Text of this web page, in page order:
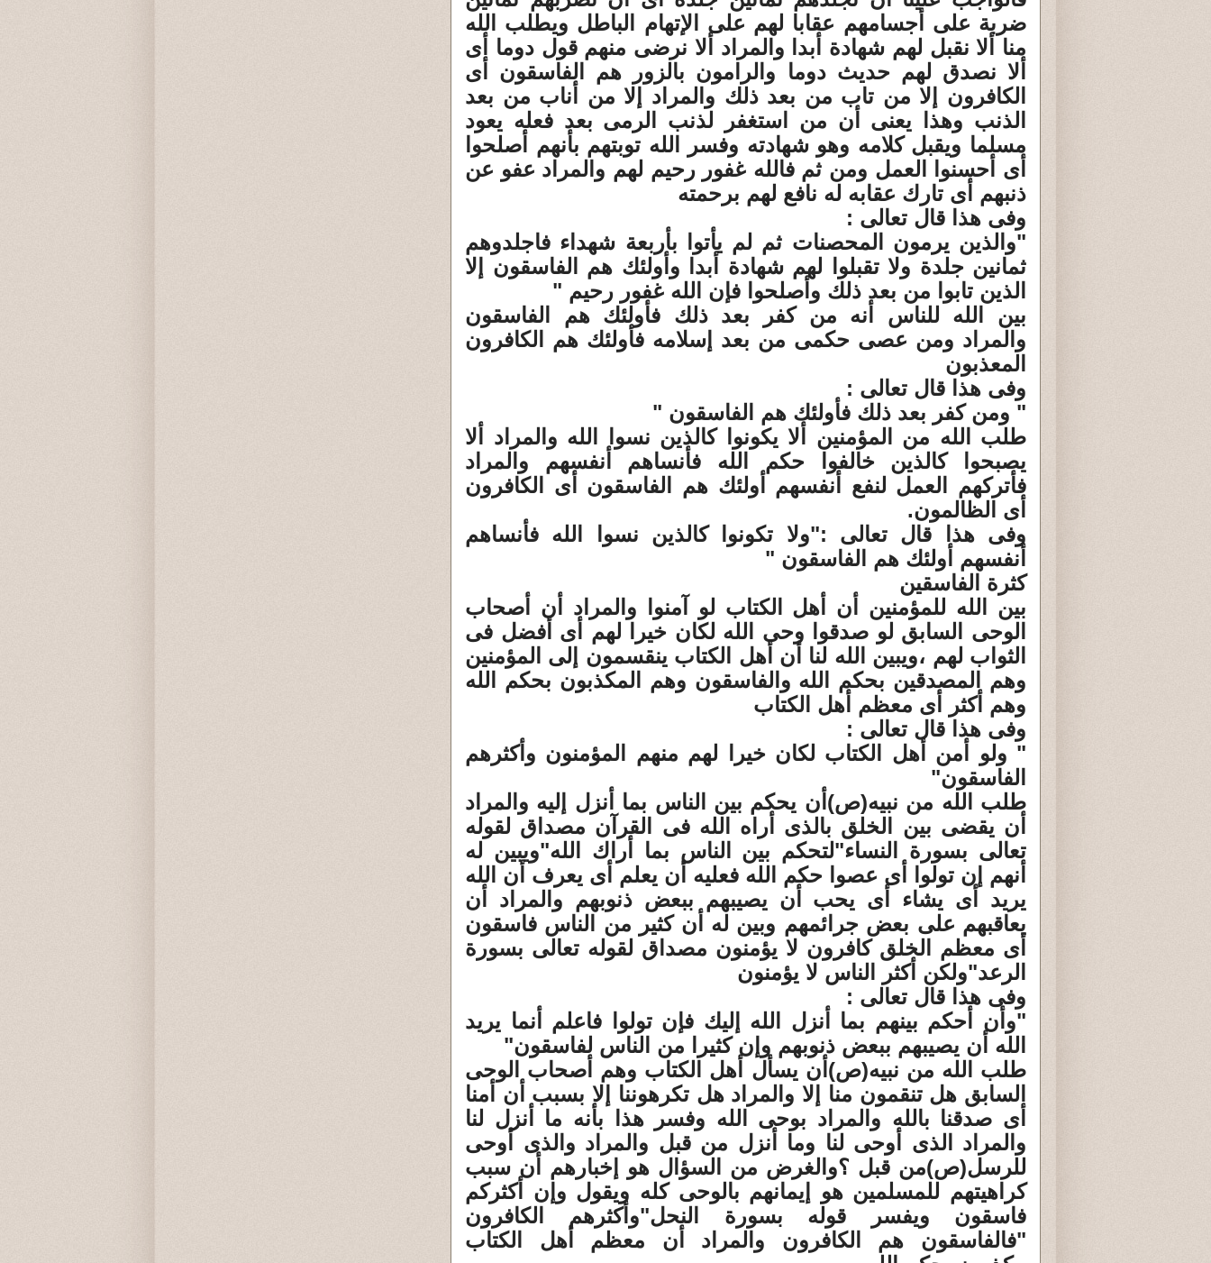
ضربة على أجسامهم عقابا لهم على الإتهام الباطل ويطلب الله
منا ألا نقبل لهم شهادة أبدا والمراد ألا نرضى منهم قول دوما أى
ألا نصدق لهم حديث دوما والرامون بالزور هم الفاسقون أى
الكافرون إلا من تاب من بعد ذلك والمراد إلا من أناب من بعد
الذنب وهذا يعنى أن من استغفر لذنب الرمى بعد فعله يعود
مسلما ويقبل كلامه وهو شهادته وفسر الله توبتهم بأنهم أصلحوا
أى أحسنوا العمل ومن ثم فالله غفور رحيم لهم والمراد عفو عن
ذنبهم أى تارك عقابه له نافع لهم برحمته
وفى هذا قال تعالى :
"والذين يرمون المحصنات ثم لم يأتوا بأربعة شهداء فاجلدوهم
ثمانين جلدة ولا تقبلوا لهم شهادة أبدا وأولئك هم الفاسقون إلا
الذين تابوا من بعد ذلك وأصلحوا فإن الله غفور رحيم "
بين الله للناس أنه من كفر بعد ذلك فأولئك هم الفاسقون
والمراد ومن عصى حكمى من بعد إسلامه فأولئك هم الكافرون
المعذبون
وفى هذا قال تعالى :
" ومن كفر بعد ذلك فأولئك هم الفاسقون "
طلب الله من المؤمنين ألا يكونوا كالذين نسوا الله والمراد ألا
يصبحوا كالذين خالفوا حكم الله فأنساهم أنفسهم والمراد
فأتركهم العمل لنفع أنفسهم أولئك هم الفاسقون أى الكافرون
أى الظالمون.
وفى هذا قال تعالى :"ولا تكونوا كالذين نسوا الله فأنساهم
أنفسهم أولئك هم الفاسقون "
كثرة الفاسقين
بين الله للمؤمنين أن أهل الكتاب لو آمنوا والمراد أن أصحاب
الوحى السابق لو صدقوا وحى الله لكان خيرا لهم أى أفضل فى
الثواب لهم ،ويبين الله لنا أن أهل الكتاب ينقسمون إلى المؤمنين
وهم المصدقين بحكم الله والفاسقون وهم المكذبون بحكم الله
وهم أكثر أى معظم أهل الكتاب
وفى هذا قال تعالى :
" ولو أمن أهل الكتاب لكان خيرا لهم منهم المؤمنون وأكثرهم
الفاسقون"
طلب الله من نبيه(ص)أن يحكم بين الناس بما أنزل إليه والمراد
أن يقضى بين الخلق بالذى أراه الله فى القرآن مصداق لقوله
تعالى بسورة النساء"لتحكم بين الناس بما أراك الله"ويبين له
أنهم إن تولوا أى عصوا حكم الله فعليه أن يعلم أى يعرف أن الله
يريد أى يشاء أى يحب أن يصيبهم ببعض ذنوبهم والمراد أن
يعاقبهم على بعض جرائمهم وبين له أن كثير من الناس فاسقون
أى معظم الخلق كافرون لا يؤمنون مصداق لقوله تعالى بسورة
الرعد"ولكن أكثر الناس لا يؤمنون
وفى هذا قال تعالى :
"وأن أحكم بينهم بما أنزل الله إليك فإن تولوا فاعلم أنما يريد
الله أن يصيبهم ببعض ذنوبهم وإن كثيرا من الناس لفاسقون"
طلب الله من نبيه(ص)أن يسأل أهل الكتاب وهم أصحاب الوحى
السابق هل تنقمون منا إلا والمراد هل تكرهوننا إلا بسبب أن أمنا
أى صدقنا بالله والمراد بوحى الله وفسر هذا بأنه ما أنزل لنا
والمراد الذى أوحى لنا وما أنزل من قبل والمراد والذى أوحى
للرسل(ص)من قبل ؟والغرض من السؤال هو إخبارهم أن سبب
كراهيتهم للمسلمين هو إيمانهم بالوحى كله ويقول وإن أكثركم
فاسقون ويفسر قوله بسورة النحل"وأكثرهم الكافرون
"فالفاسقون هم الكافرون والمراد أن معظم أهل الكتاب